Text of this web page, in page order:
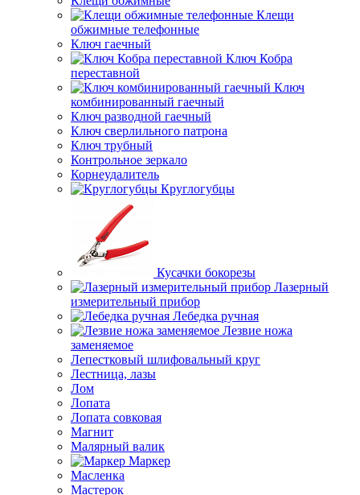
Клещи
обжимные телефонные
Ключ гаечный
Ключ Кобра
переставной
Ключ
комбинированный гаечный
Ключ разводной гаечный
Ключ сверлильного патрона
Ключ трубный
Контрольное зеркало
Корнеудалитель
Круглогубцы
Кусачки бокорезы
Лазерный
измерительный прибор
Лебедка ручная
Лезвие ножа
заменяемое
Лепестковый шлифовальный круг
Лестница, лазы
Лом
Лопата
Лопата совковая
Магнит
Малярный валик
Маркер
Масленка
Мастерок